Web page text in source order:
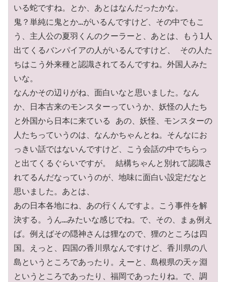
いる蛇ですね。とか、あとはなんだったかな。
鬼？単純に鬼とか…がいるんですけど、その中でもこ
う、主人公の夏羽くんのクーラーと、あとは、もう1人
出てくるバンパイアの人がいるんですけど、 その人た
ちはこう外来種と認識されてるんですね。外国人みた
いな。
なんかその辺りがね、面白いなと思いました。なん
か、日本古来のモンスターっていうか、妖怪の人たち
と外国から日本に来ている あの、妖怪、モンスターの
人たちっていうのは、なんかちゃんとね。そんなにお
っきい話ではないんですけど、こう会話の中でちらっ
と出てくるぐらいですが。 結構ちゃんと別れて認識さ
れてるんだなっていうのが、地味に面白い設定だなと
思いました。あとは、
あの日本各地にね、あの行くんですよ。こう事件を解
決する。うん…みたいな感じでね。で、その、まぁ例え
ば。例えばその隠神さんは狸なので、狸のところは四
国。えっと、四国の香川県なんですけど、香川県の八
島というところであったり。えーと、島根県の天ヶ淵
というところであったり、福岡であったりね。で、調